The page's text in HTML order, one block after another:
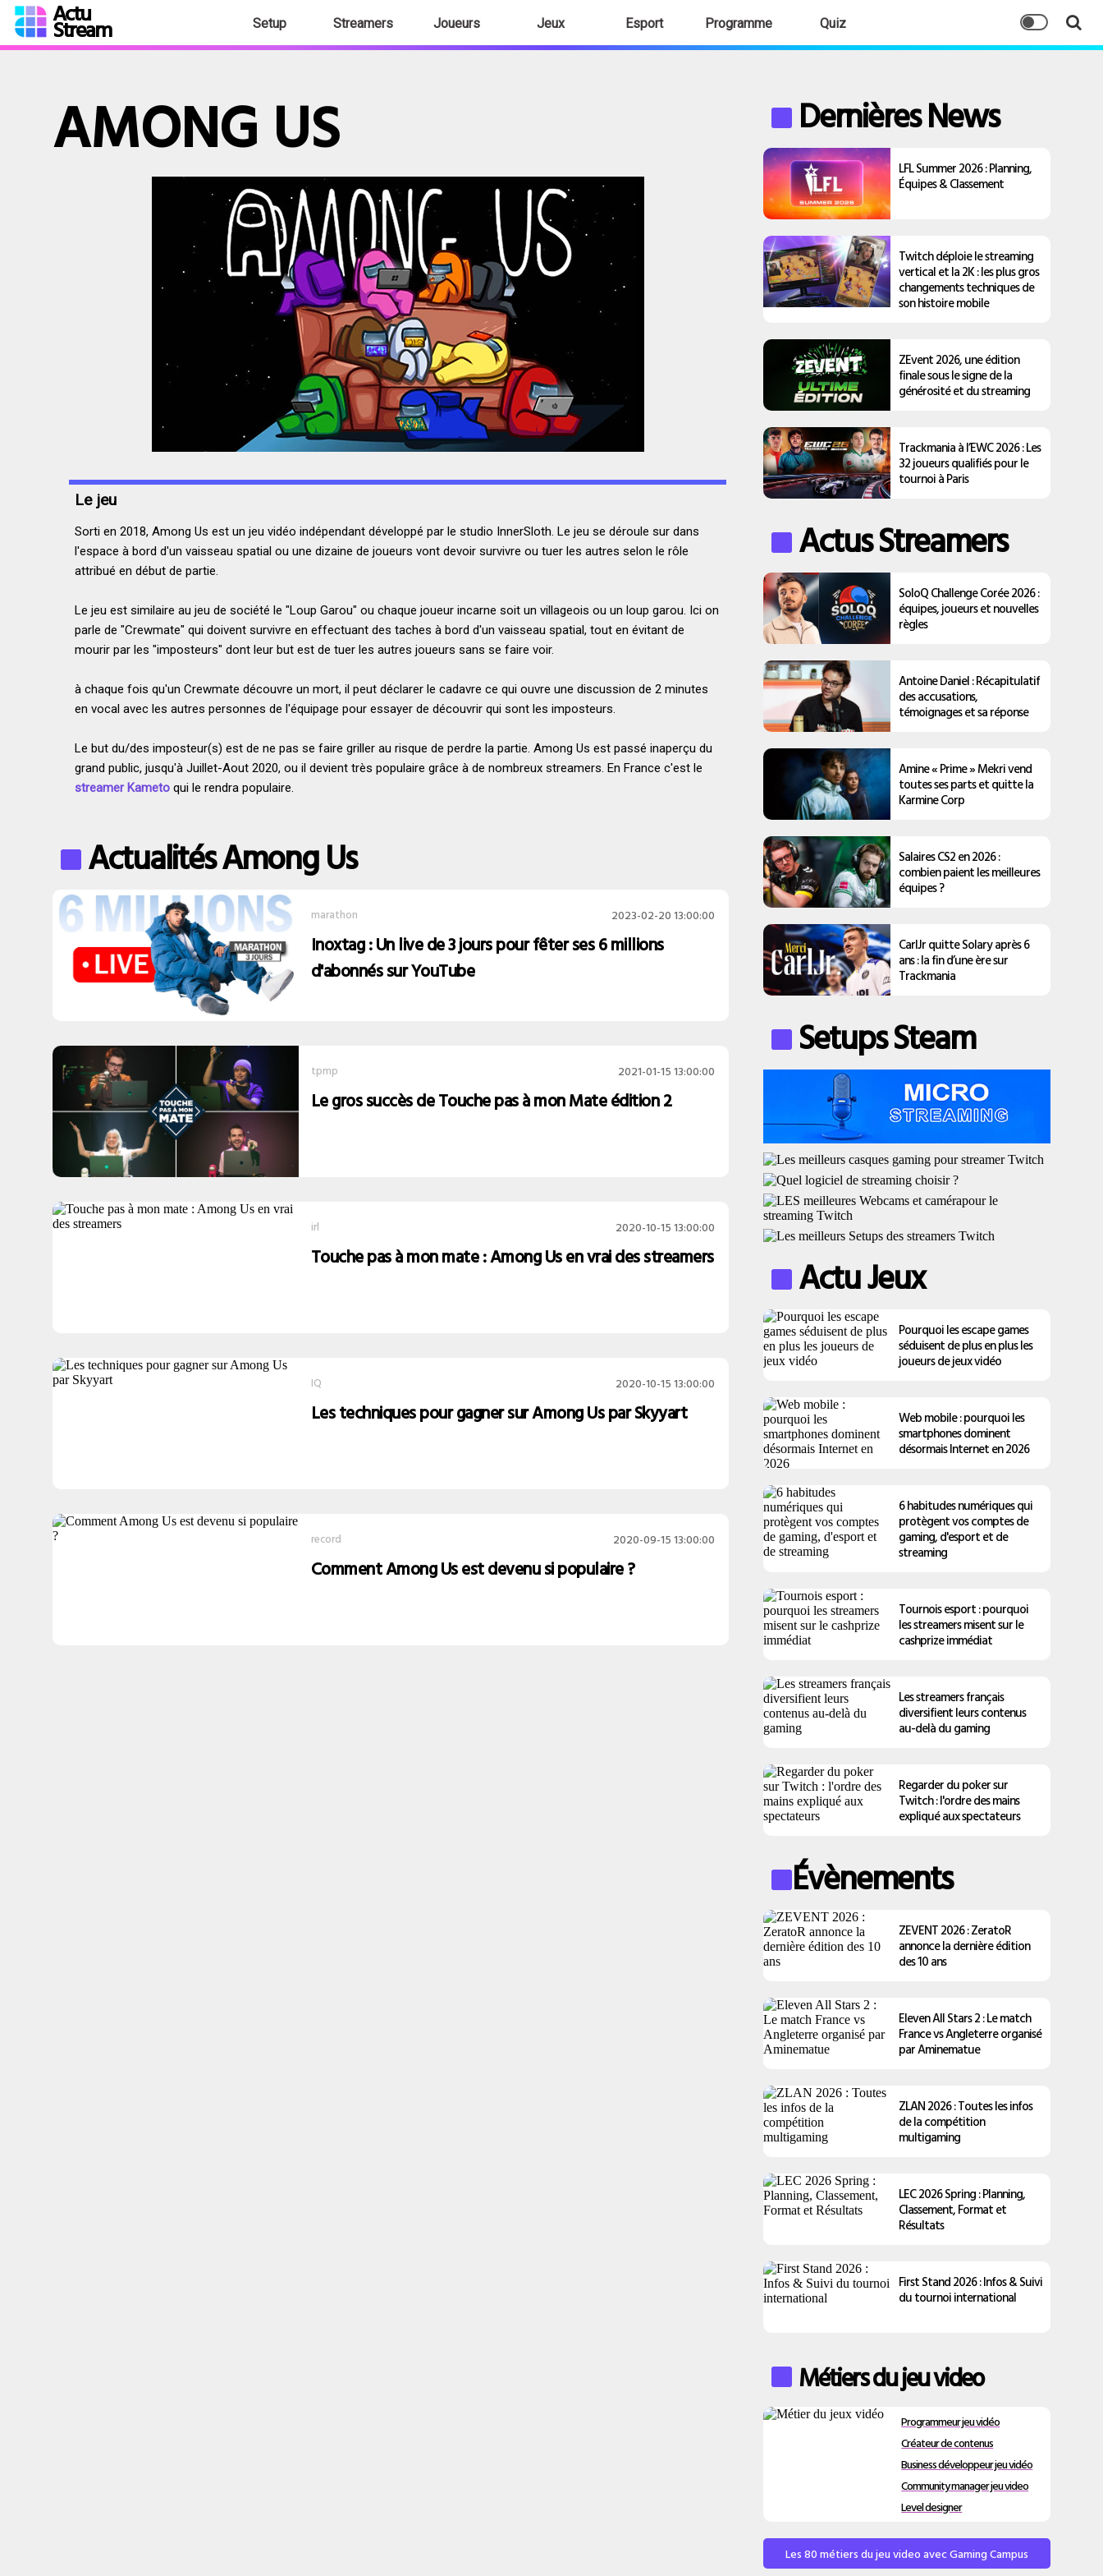
Actu
Stream Setup Streamers Joueurs Jeux Esport Programme Quiz
AMONG US
Le jeu
Sorti en 2018, Among Us est un jeu vidéo indépendant développé par le studio InnerSloth. Le jeu se déroule sur dans
l'espace à bord d'un vaisseau spatial ou une dizaine de joueurs vont devoir survivre ou tuer les autres selon le rôle
attribué en début de partie.
Le jeu est similaire au jeu de société le "Loup Garou" ou chaque joueur incarne soit un villageois ou un loup garou. Ici on
parle de "Crewmate" qui doivent survivre en effectuant des taches à bord d'un vaisseau spatial, tout en évitant de
mourir par les "imposteurs" dont leur but est de tuer les autres joueurs sans se faire voir.
à chaque fois qu'un Crewmate découvre un mort, il peut déclarer le cadavre ce qui ouvre une discussion de 2 minutes
en vocal avec les autres personnes de l'équipage pour essayer de découvrir qui sont les imposteurs.
Le but du/des imposteur(s) est de ne pas se faire griller au risque de perdre la partie. Among Us est passé inaperçu du
grand public, jusqu'à Juillet-Aout 2020, ou il devient très populaire grâce à de nombreux streamers. En France c'est le
streamer Kametoqui le rendra populaire.
Actualités Among Us
marathon 2023-02-20 13:00:00
Inoxtag : Un live de 3 jours pour fêter ses 6 millions
d'abonnés sur YouTube
tpmp 2021-01-15 13:00:00
Le gros succès de Touche pas à mon Mate édition 2
irl 2020-10-15 13:00:00
Touche pas à mon mate : Among Us en vrai des streamers
IQ 2020-10-15 13:00:00
Les techniques pour gagner sur Among Us par Skyyart
record 2020-09-15 13:00:00
Comment Among Us est devenu si populaire ?
Dernières News
LFL Summer 2026 : Planning,
Équipes & Classement
Twitch déploie le streaming
vertical et la 2K : les plus gros
changements techniques de
son histoire mobile
ZEvent 2026, une édition
finale sous le signe de la
générosité et du streaming
Trackmania à l’EWC 2026 : Les
32 joueurs qualifiés pour le
tournoi à Paris
Actus Streamers
SoloQ Challenge Corée 2026 :
équipes, joueurs et nouvelles
règles
Antoine Daniel : Récapitulatif
des accusations,
témoignages et sa réponse
Amine « Prime » Mekri vend
toutes ses parts et quitte la
Karmine Corp
Salaires CS2 en 2026 :
combien paient les meilleures
équipes ?
CarlJr quitte Solary après 6
ans : la fin d’une ère sur
Trackmania
Setups Steam
Actu Jeux
Pourquoi les escape games
séduisent de plus en plus les
joueurs de jeux vidéo
Web mobile : pourquoi les
smartphones dominent
désormais Internet en 2026
6 habitudes numériques qui
protègent vos comptes de
gaming, d'esport et de
streaming
Tournois esport : pourquoi
les streamers misent sur le
cashprize immédiat
Les streamers français
diversifient leurs contenus
au-delà du gaming
Regarder du poker sur
Twitch : l'ordre des mains
expliqué aux spectateurs
Évènements
ZEVENT 2026 : ZeratoR
annonce la dernière édition
des 10 ans
Eleven All Stars 2 : Le match
France vs Angleterre organisé
par Aminematue
ZLAN 2026 : Toutes les infos
de la compétition
multigaming
LEC 2026 Spring : Planning,
Classement, Format et
Résultats
First Stand 2026 : Infos & Suivi
du tournoi international
Métiers du jeu video
Programmeur jeu vidéo
Créateur de contenus
Business développeur jeu vidéo
Community manager jeu video
Level designer
Les 80 métiers du jeu video avec Gaming Campus